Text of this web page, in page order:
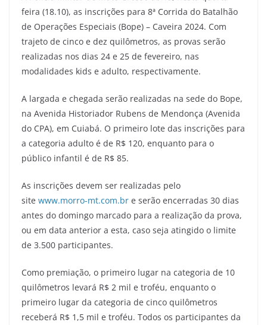
feira (18.10), as inscrições para 8ª Corrida do Batalhão
de Operações Especiais (Bope) – Caveira 2024. Com
trajeto de cinco e dez quilômetros, as provas serão
realizadas nos dias 24 e 25 de fevereiro, nas
modalidades kids e adulto, respectivamente.
A largada e chegada serão realizadas na sede do Bope,
na Avenida Historiador Rubens de Mendonça (Avenida
do CPA), em Cuiabá. O primeiro lote das inscrições para
a categoria adulto é de R$ 120, enquanto para o
público infantil é de R$ 85.
As inscrições devem ser realizadas pelo
site www.morro-mt.com.br e serão encerradas 30 dias
antes do domingo marcado para a realização da prova,
ou em data anterior a esta, caso seja atingido o limite
de 3.500 participantes.
Como premiação, o primeiro lugar na categoria de 10
quilômetros levará R$ 2 mil e troféu, enquanto o
primeiro lugar da categoria de cinco quilômetros
receberá R$ 1,5 mil e troféu. Todos os participantes da